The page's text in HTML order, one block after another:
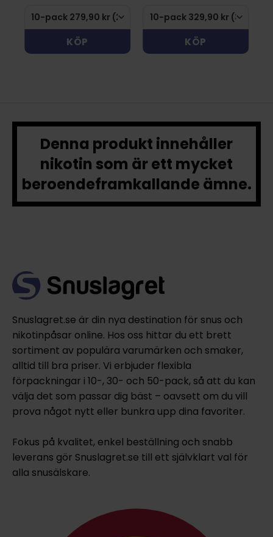
KÖP KÖP
Denna produkt innehåller
nikotin som är ett mycket
beroendeframkallande ämne.
Snuslagret.se är din nya destination för snus och
nikotinpåsar online. Hos oss hittar du ett brett
sortiment av populära varumärken och smaker,
alltid till bra priser. Vi erbjuder flexibla
förpackningar i 10-, 30- och 50-pack, så att du kan
välja det som passar dig bäst – oavsett om du vill
prova något nytt eller bunkra upp dina favoriter.
Fokus på kvalitet, enkel beställning och snabb
leverans gör Snuslagret.se till ett självklart val för
alla snusälskare.